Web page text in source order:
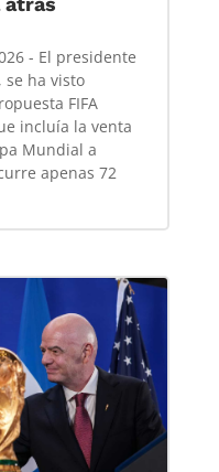
- El presidente
se ha visto
FIFA
incluía la venta
Mundial a
apenas 72